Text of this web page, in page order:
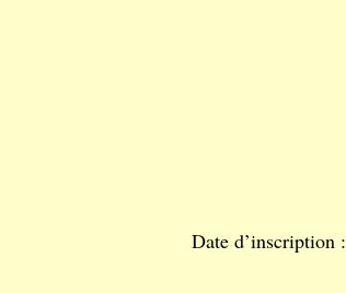
Date d’inscription :